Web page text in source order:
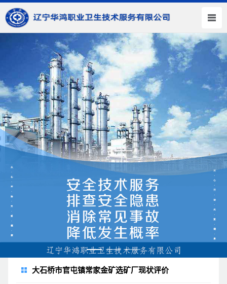
大石桥市官屯镇常家金矿选矿厂现状评价